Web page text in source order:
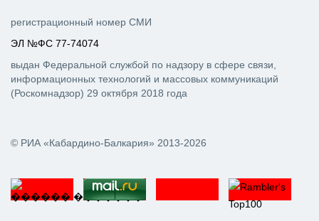
© РИА «Кабардино-Балкария» 2013-2026
регистрационный номер СМИ
ЭЛ №ФС 77-74074
выдан Федеральной службой по надзору в сфере связи,
информационных технологий и массовых коммуникаций
(Роскомнадзор) 29 октября 2018 года